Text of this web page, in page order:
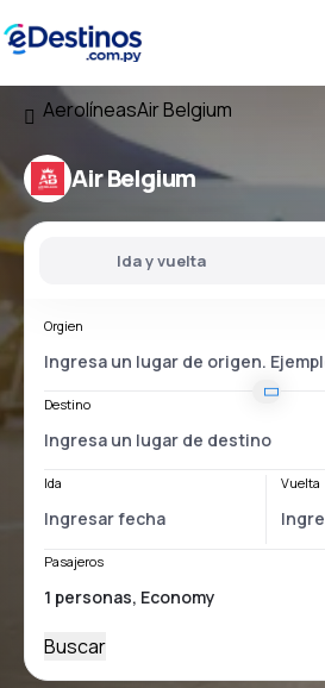
AerolíneasAir Belgium
Air Belgium
Ida y vuelta
Orgien
Destino
Ida Vuelta
Pasajeros
Buscar